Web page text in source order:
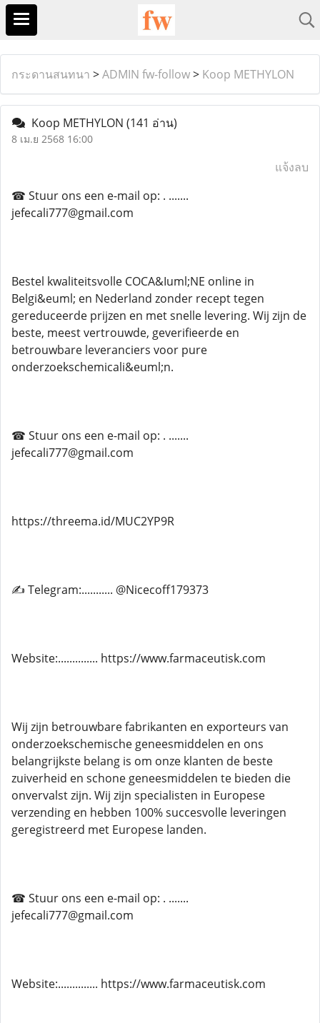
กระดานสนทนา >ADMIN fw-follow> Koop METHYLON
Koop METHYLON (141 อ่าน)
8 เม.ย 2568 16:00
แจ้งลบ
☎ Stuur ons een e-mail op: . .......
jefecali777@gmail.com
Bestel kwaliteitsvolle COCA&Iuml;NE online in
Belgi&euml; en Nederland zonder recept tegen
gereduceerde prijzen en met snelle levering. Wij zijn de
beste, meest vertrouwde, geverifieerde en
betrouwbare leveranciers voor pure
onderzoekschemicali&euml;n.
☎ Stuur ons een e-mail op: . .......
jefecali777@gmail.com
https://threema.id/MUC2YP9R
✍ Telegram:........... @Nicecoff179373
Website:.............. https://www.farmaceutisk.com
Wij zijn betrouwbare fabrikanten en exporteurs van
onderzoekschemische geneesmiddelen en ons
belangrijkste belang is om onze klanten de beste
zuiverheid en schone geneesmiddelen te bieden die
onvervalst zijn. Wij zijn specialisten in Europese
verzending en hebben 100% succesvolle leveringen
geregistreerd met Europese landen.
☎ Stuur ons een e-mail op: . .......
jefecali777@gmail.com
Website:.............. https://www.farmaceutisk.com